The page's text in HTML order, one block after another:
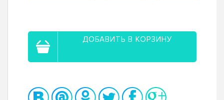
ДОБАВИТЬ В КОРЗИНУ